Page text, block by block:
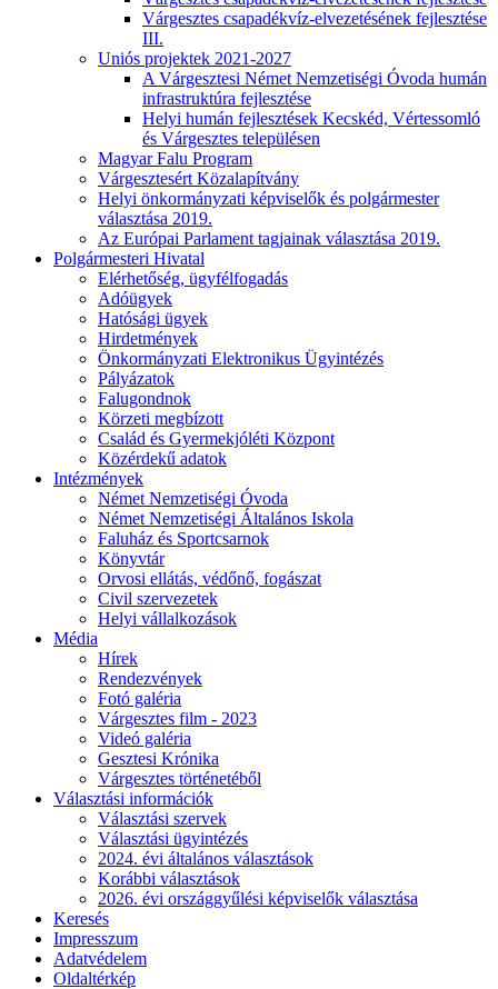
Várgesztes csapadékvíz-elvezetésének fejlesztése
III.
Uniós projektek 2021-2027
A Várgesztesi Német Nemzetiségi Óvoda humán
infrastruktúra fejlesztése
Helyi humán fejlesztések Kecskéd, Vértessomló
és Várgesztes településen
Magyar Falu Program
Várgesztesért Közalapítvány
Helyi önkormányzati képviselők és polgármester
választása 2019.
Az Európai Parlament tagjainak választása 2019.
Polgármesteri Hivatal
Elérhetőség, ügyfélfogadás
Adóügyek
Hatósági ügyek
Hirdetmények
Önkormányzati Elektronikus Ügyintézés
Pályázatok
Falugondnok
Körzeti megbízott
Család és Gyermekjóléti Központ
Közérdekű adatok
Intézmények
Német Nemzetiségi Óvoda
Német Nemzetiségi Általános Iskola
Faluház és Sportcsarnok
Könyvtár
Orvosi ellátás, védőnő, fogászat
Civil szervezetek
Helyi vállalkozások
Média
Hírek
Rendezvények
Fotó galéria
Várgesztes film - 2023
Videó galéria
Gesztesi Krónika
Várgesztes történetéből
Választási információk
Választási szervek
Választási ügyintézés
2024. évi általános választások
Korábbi választások
2026. évi országgyűlési képviselők választása
Keresés
Impresszum
Adatvédelem
Oldaltérkép